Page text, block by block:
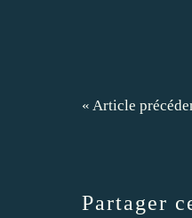
« Article
Partager